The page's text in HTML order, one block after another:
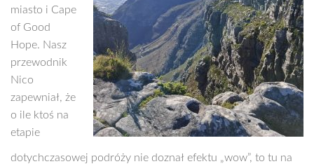
miasto i Cape
of Good
Hope. Nasz
przewodnik
Nico
zapewniał, że
o ile ktoś na
etapie
dotychczasowej podróży nie doznał efektu „wow”, to tu na